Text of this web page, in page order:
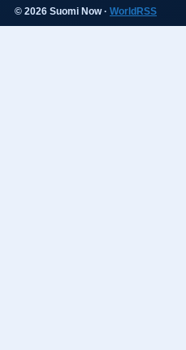
© 2026 Suomi Now · WorldRSS